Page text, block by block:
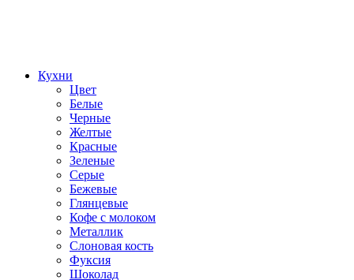
Кухни
Цвет
Белые
Черные
Желтые
Красные
Зеленые
Серые
Бежевые
Глянцевые
Кофе с молоком
Металлик
Слоновая кость
Фуксия
Шоколад